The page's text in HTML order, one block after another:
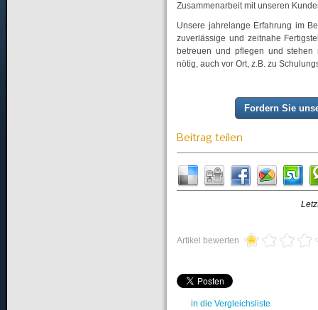
Zusammenarbeit mit unseren
Unsere jahrelange Erfahrung im
zuverlässige und zeitnahe
betreuen und pflegen und
nötig, auch vor Ort, z.B. zu
Fordern Sie
Beitrag teilen
Artikel bewerten
in die Vergleichsliste